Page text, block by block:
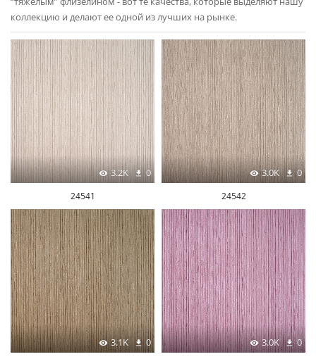
коллекцию и делают ее одной из лучших на рынке.
3.2K 0
24541
3.0K 0
24542
3.1K 0 3.0K 0